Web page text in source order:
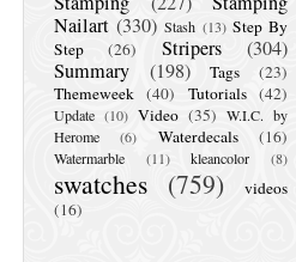
Nailart (330) Stash (13) Step By
Step
(26) Stripers
(304)
Summary
(198) Tags
(23)
Themeweek (40) Tutorials (42)
Update (10) Video (35) W.I.C. by
Herome
(6) Waterdecals (16)
Watermarble (11) kleancolor (8)
swatches (759)
videos
(16)